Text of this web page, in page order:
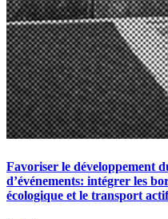
Favoriser le développement
d’événements: intégrer les
écologique et le transport actif